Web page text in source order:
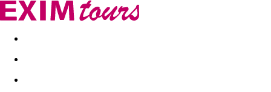
Akční nabídky Last minute